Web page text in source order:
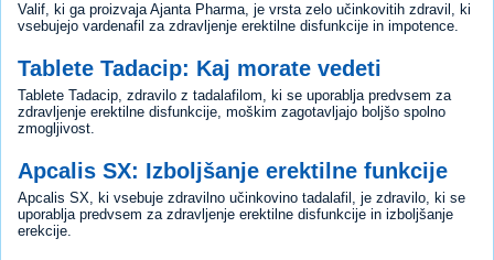
Valif, ki ga proizvaja Ajanta Pharma, je vrsta zelo učinkovitih zdravil, ki
vsebujejo vardenafil za zdravljenje erektilne disfunkcije in impotence.
Tablete Tadacip: Kaj morate vedeti
Tablete Tadacip, zdravilo z tadalafilom, ki se uporablja predvsem za
zdravljenje erektilne disfunkcije, moškim zagotavljajo boljšo spolno
zmogljivost.
Apcalis SX: Izboljšanje erektilne funkcije
Apcalis SX, ki vsebuje zdravilno učinkovino tadalafil, je zdravilo, ki se
uporablja predvsem za zdravljenje erektilne disfunkcije in izboljšanje
erekcije.